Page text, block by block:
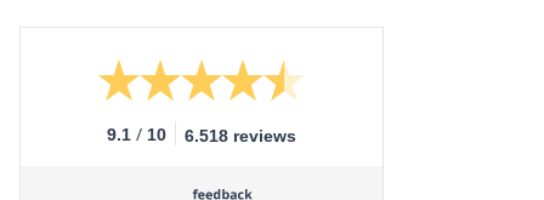
9.1 / 10 6.518 reviews